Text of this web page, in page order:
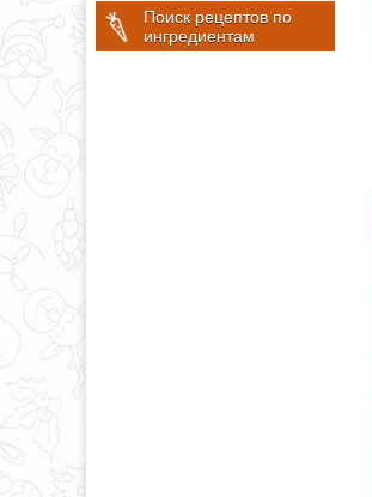
Поиск рецептов по
ингредиентам